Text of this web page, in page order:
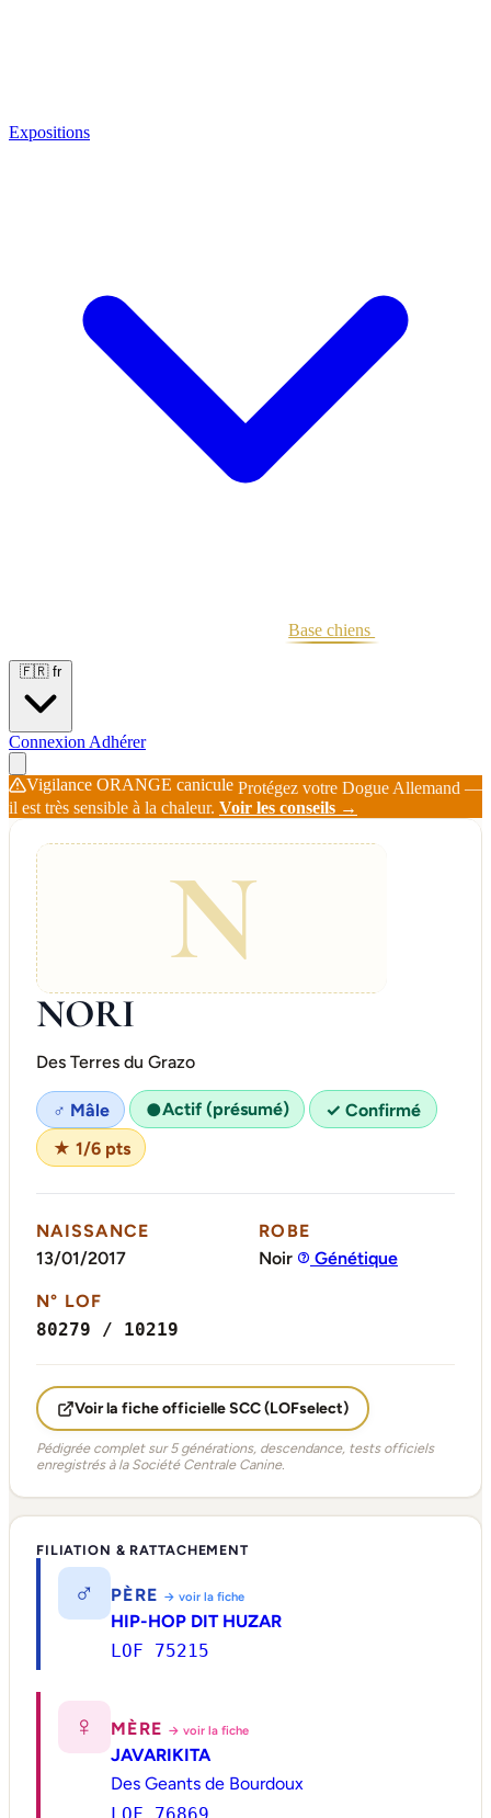
Expositions
Base chiens
🇫🇷 fr
Connexion Adhérer
Vigilance ORANGE canicule Protégez votre Dogue Allemand —
il est très sensible à la chaleur. Voir les conseils →
N
NORI
Des Terres du Grazo
♂ Mâle ●Actif (présumé)
✓ Confirmé
★ 1/6 pts
NAISSANCE
13/01/2017
ROBE
Noir
Génétique
N° LOF
80279 / 10219
Voir la fiche officielle SCC (LOFselect)
Pédigrée complet sur 5 générations, descendance, tests officiels
enregistrés à la Société Centrale Canine.
FILIATION & RATTACHEMENT
♂ PÈRE → voir la fiche
HIP-HOP DIT HUZAR
LOF 75215
♀ MÈRE → voir la fiche
JAVARIKITA
Des Geants de Bourdoux
LOF 76869